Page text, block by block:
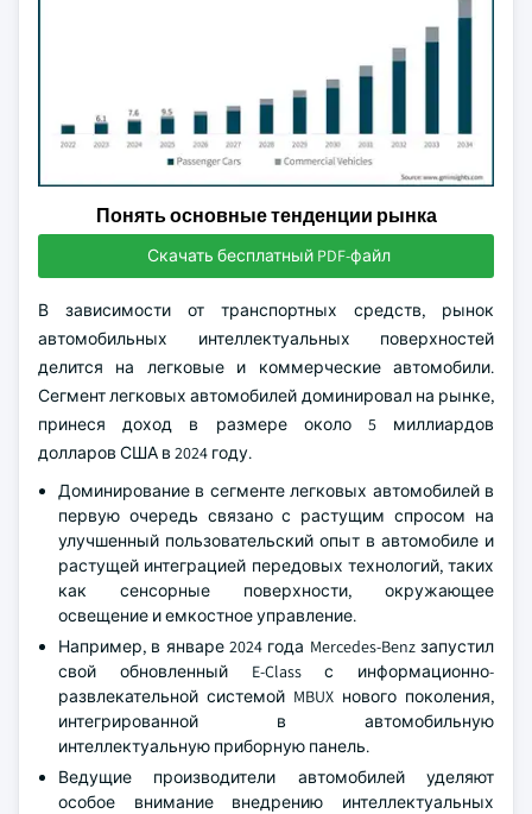
Понять основные тенденции рынка
Скачать бесплатный PDF-файл
В зависимости от транспортных средств, рынок
автомобильных интеллектуальных поверхностей
делится на легковые и коммерческие автомобили.
Сегмент легковых автомобилей доминировал на рынке,
принеся доход в размере около 5 миллиардов
долларов США в 2024 году.
Доминирование в сегменте легковых автомобилей в
первую очередь связано с растущим спросом на
улучшенный пользовательский опыт в автомобиле и
растущей интеграцией передовых технологий, таких
как сенсорные поверхности, окружающее
освещение и емкостное управление.
Например, в январе 2024 года Mercedes-Benz запустил
свой обновленный E-Class с информационно-
развлекательной системой MBUX нового поколения,
интегрированной в автомобильную
интеллектуальную приборную панель.
Ведущие производители автомобилей уделяют
особое внимание внедрению интеллектуальных